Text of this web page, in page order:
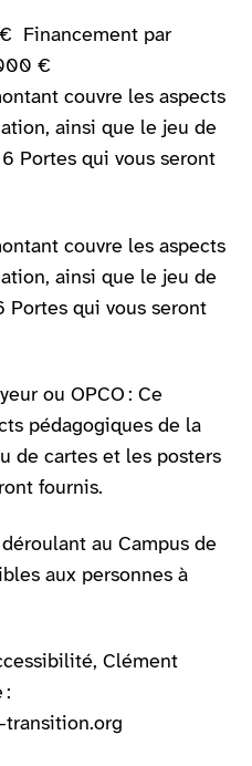
Financement par
€
couvre les aspects
ainsi que le jeu de
Portes qui vous seront
couvre les aspects
ainsi que le jeu de
Portes qui vous seront
ou OPCO : Ce
pédagogiques de la
de cartes et les posters
fournis.
au Campus de
aux personnes à
Clément
:
transition.org